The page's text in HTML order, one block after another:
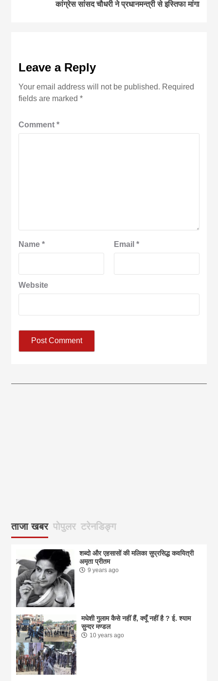
कांग्रेस सांसद चौधरी ने प्रधानमन्त्री से इस्तिफा मांगा
Leave a Reply
Your email address will not be published. Required
fields are marked*
Comment*
Name* Email *
Website
ताजा खबर पोपुलर टरेनडिङ्ग
शब्दो और एहसासों की मलिका सुप्रसिद्ध कवयित्री
अमृता प्रीतम
9 years ago
मधेशी गुलाम कैसे नहीं हैं, क्यूँ नहीं है ? ई. श्याम
सुन्दर मण्डल
10 years ago